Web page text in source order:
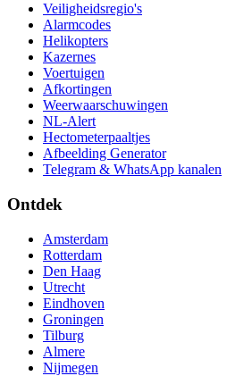
Veiligheidsregio's
Alarmcodes
Helikopters
Kazernes
Voertuigen
Afkortingen
Weerwaarschuwingen
NL-Alert
Hectometerpaaltjes
Afbeelding Generator
Telegram & WhatsApp kanalen
Ontdek
Amsterdam
Rotterdam
Den Haag
Utrecht
Eindhoven
Groningen
Tilburg
Almere
Nijmegen